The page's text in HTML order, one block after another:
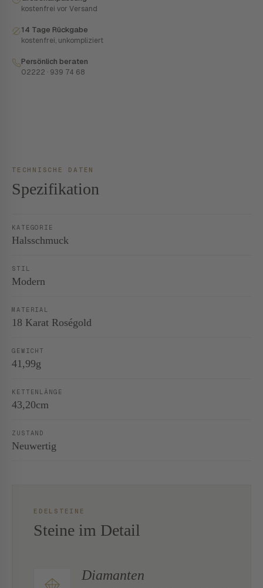
kostenfrei vor Versand
14 Tage Rückgabe
kostenfrei, unkompliziert
Persönlich beraten
02222 · 939 74 68
TECHNISCHE DATEN
Spezifikation
KATEGORIE
Halsschmuck
STIL
Modern
MATERIAL
18 Karat Roségold
GEWICHT
41,99g
KETTENLÄNGE
43,20cm
ZUSTAND
Neuwertig
EDELSTEINE
Steine im Detail
Diamanten